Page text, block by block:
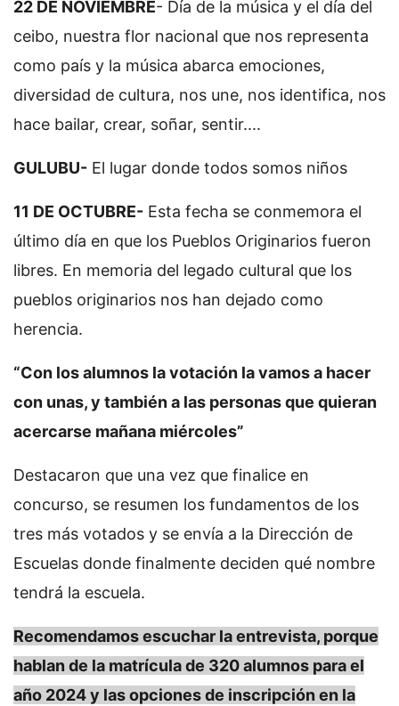
22 DE NOVIEMBRE- Día de la música y el día del
ceibo, nuestra flor nacional que nos representa
como país y la música abarca emociones,
diversidad de cultura, nos une, nos identifica, nos
hace bailar, crear, soñar, sentir....
GULUBU- El lugar donde todos somos niños
11 DE OCTUBRE- Esta fecha se conmemora el
último día en que los Pueblos Originarios fueron
libres. En memoria del legado cultural que los
pueblos originarios nos han dejado como
herencia.
“Con los alumnos la votación la vamos a hacer
con unas, y también a las personas que quieran
acercarse mañana miércoles”
Destacaron que una vez que finalice en
concurso, se resumen los fundamentos de los
tres más votados y se envía a la Dirección de
Escuelas donde finalmente deciden qué nombre
tendrá la escuela.
Recomendamos escuchar la entrevista, porque
hablan de la matrícula de 320 alumnos para el
año 2024 y las opciones de inscripción en la